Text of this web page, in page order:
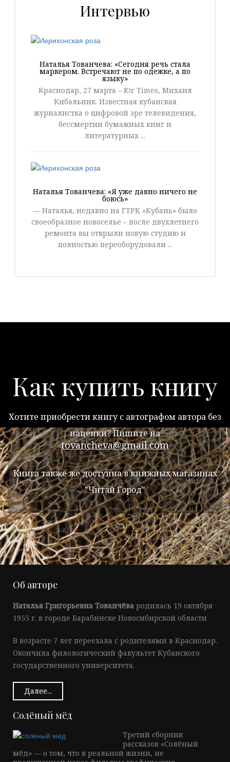
Интервью
Наталья Тованчева: «Сегодня речь стала
маркером. Встречают не по одежке, а по
языку»
Краснодар, 27 марта – Юг Times, Михаил
Кибальник. Известная кубанская
журналистка о цифровой эре телевидения,
бессмертии бумажных книг и
литературных ...
Наталья Тованчева: «Я уже давно ничего не
боюсь»
— Наталья, недавно на ГТРК «Кубань» было
своеобразное новоселье – после двухлетнего
ремонта вы открыли новую студию и
полностью переоборудовали ...
Как купить книгу
Хотите приобрести книгу с автографом автора без
наценки? Пишите на
tovancheva@gmail.com
Книга также же доступна в книжных магазинах
"Читай Город"
Об авторе
Наталья Григорьевна Тованчёва родилась 19 октября
1955 г. в городе Барабинске Новосибирской области
В возрасте 7 лет переехала с родителями в Краснодар.
Окончила филологический факультет Кубанского
государственного университета.
Далее...
Солёный мёд
Третий сборник
рассказов «Солёный
мёд» — о том, что в реальной жизни, не